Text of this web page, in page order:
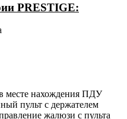
PRESTIGE:
месте нахождения ПДУ
пульт с держателем
жалюзи с пульта